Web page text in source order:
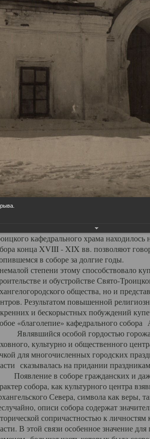
мы можем говорить, что
от целенаправленных
памятников архитектуры.
борьбой с религией, набравшая
православного центра
Архангельска.
в начале XVIII века в
Троицкий собор, сразу
веке по масштабам ему не было
самым высоким и значительным
место, после гостиных дворов, в
из самых больших и светлых соборов
города с отраженными в ней
школы церковного
благолепие и богатство
выделяя из многочисленных
украшенный колоннами
вратами, изящным фронтоном и
поистине художественную ценность.
многочисленными предметами
красочный ансамбль
воображение своих
кафедрального храма
конца XVIII - XIX вв. позволяют
в соборе за долгие годы.
степени этому способствовало
и обустройстве Свято-
общества, но и
Результатом повышенной
и бескорыстных побуждений
«благолепие» кафедрального собора
особой гордостью
культурно и общественного
для многочисленных городских
сказывалась на придании
в соборе гражданских и
собора, как культурного центра
Севера, символа как веры,
описи собора содержат
сопричастностью к
В этой связи особенное значение